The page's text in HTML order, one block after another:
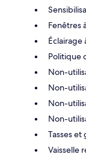
Fenêtres
Éclairage
Politique
Non-
Non-
Non-
Non-
Tasses
Vaisselle